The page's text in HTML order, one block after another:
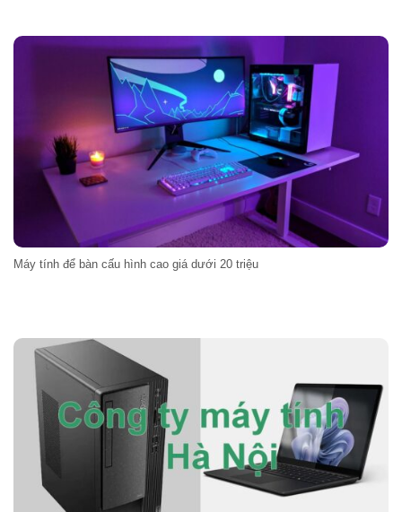
Máy tính để bàn cấu hình cao giá dưới 20 triệu